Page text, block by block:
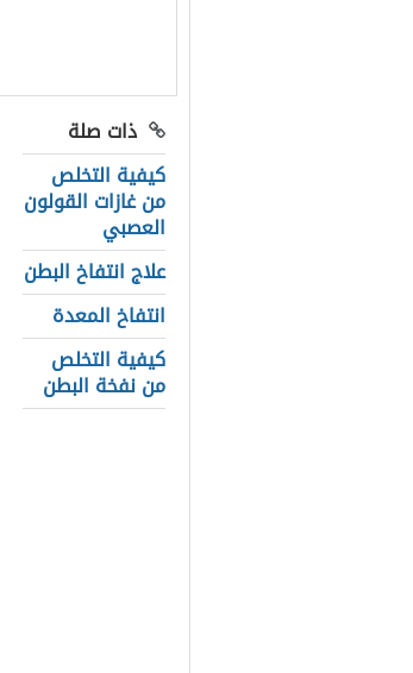
ذات صلة
كيفية التخلص
من غازات القولون
العصبي
علاج انتفاخ البطن
انتفاخ المعدة
كيفية التخلص
من نفخة البطن